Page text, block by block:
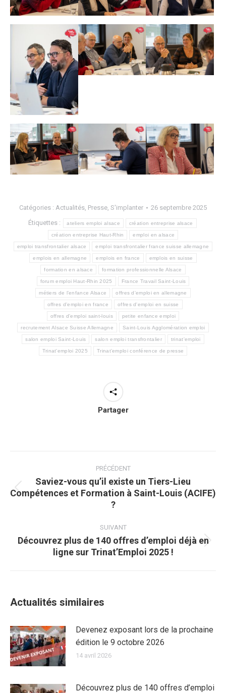
Catégories : Actualités Presse S'implanter 26 septembre 2025
Étiquettes : ateliers emploi alsace création entreprise alsace
création entreprise Haut-Rhin emploi en alsace
emploi transfrontalier alsace emploi transfrontalier france suisse allemagne
emplois en allemagne emplois en france emplois en suisse
formation en alsace formation professionnelle Alsace
forum emploi Haut-Rhin 2025 France Travail Saint-Louis
métiers de l’enfance Alsace offres d'emploi en allemagne
offres d'emploi en france offres d'emploi en suisse
offres d'emploi saint-louis petite enfance emploi
recrutement Alsace Suisse Allemagne Saint-Louis Agglomération emploi
salon emploi Saint-Louis salon emploi transfrontalier trinat'emploi
Trinat'emploi 2025 Trinat’emploi conférence de presse
Partager
PRÉCÉDENT
Article
précédent
Saviez-vous qu’il existe un Tiers-Lieu
Compétences et Formation à Saint-Louis (ACIFE)
?
SUIVANT
Article
suivant
Découvrez plus de 140 offres d’emploi déjà en
ligne sur Trinat’Emploi 2025 !
Actualités similaires
Devenez exposant lors de la prochaine
édition le 9 octobre 2026
14 avril 2026
Découvrez plus de 140 offres d’emploi